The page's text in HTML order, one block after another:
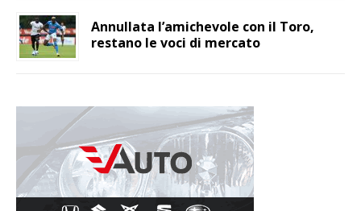
Annullata l’amichevole con il Toro,
restano le voci di mercato